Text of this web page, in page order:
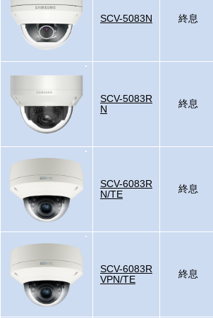
SCV-5083N 終息
SCV-5083R
N
終息
SCV-6083R
N/TE
終息
SCV-6083R
VPN/TE
終息